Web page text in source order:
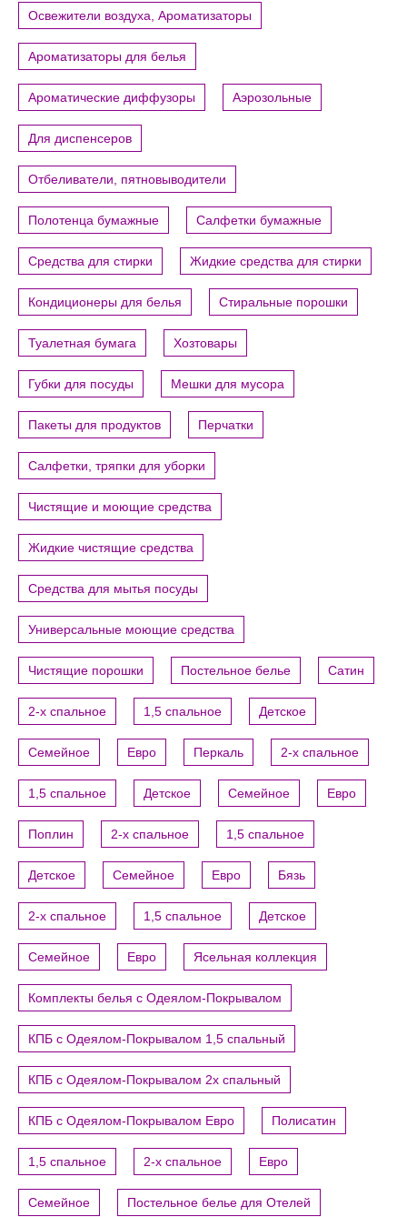
Освежители воздуха, Ароматизаторы
Ароматизаторы для белья
Ароматические диффузоры Аэрозольные
Для диспенсеров
Отбеливатели, пятновыводители
Полотенца бумажные Салфетки бумажные
Средства для стирки Жидкие средства для стирки
Кондиционеры для белья Стиральные порошки
Туалетная бумага Хозтовары
Губки для посуды Мешки для мусора
Пакеты для продуктов Перчатки
Салфетки, тряпки для уборки
Чистящие и моющие средства
Жидкие чистящие средства
Средства для мытья посуды
Универсальные моющие средства
Чистящие порошки Постельное белье Сатин
2-х спальное 1,5 спальное Детское
Семейное Евро Перкаль 2-х спальное
1,5 спальное Детское Семейное Евро
Поплин 2-х спальное 1,5 спальное
Детское Семейное Евро Бязь
2-х спальное 1,5 спальное Детское
Семейное Евро Ясельная коллекция
Комплекты белья с Одеялом-Покрывалом
КПБ с Одеялом-Покрывалом 1,5 спальный
КПБ с Одеялом-Покрывалом 2х спальный
КПБ с Одеялом-Покрывалом Евро Полисатин
1,5 спальное 2-х спальное Евро
Семейное Постельное белье для Отелей